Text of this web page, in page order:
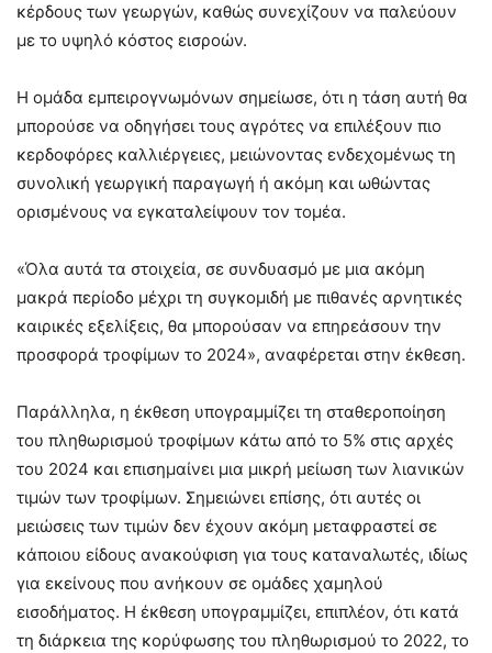
κέρδους των γεωργών, καθώς συνεχίζουν να παλεύουν
με το υψηλό κόστος εισροών.
Η ομάδα εμπειρογνωμόνων σημείωσε, ότι η τάση αυτή θα
μπορούσε να οδηγήσει τους αγρότες να επιλέξουν πιο
κερδοφόρες καλλιέργειες, μειώνοντας ενδεχομένως τη
συνολική γεωργική παραγωγή ή ακόμη και ωθώντας
ορισμένους να εγκαταλείψουν τον τομέα.
«Όλα αυτά τα στοιχεία, σε συνδυασμό με μια ακόμη
μακρά περίοδο μέχρι τη συγκομιδή με πιθανές αρνητικές
καιρικές εξελίξεις, θα μπορούσαν να επηρεάσουν την
προσφορά τροφίμων το 2024», αναφέρεται στην έκθεση.
Παράλληλα, η έκθεση υπογραμμίζει τη σταθεροποίηση
του πληθωρισμού τροφίμων κάτω από το 5% στις αρχές
του 2024 και επισημαίνει μια μικρή μείωση των λιανικών
τιμών των τροφίμων. Σημειώνει επίσης, ότι αυτές οι
μειώσεις των τιμών δεν έχουν ακόμη μεταφραστεί σε
κάποιου είδους ανακούφιση για τους καταναλωτές, ιδίως
για εκείνους που ανήκουν σε ομάδες χαμηλού
εισοδήματος. Η έκθεση υπογραμμίζει, επιπλέον, ότι κατά
τη διάρκεια της κορύφωσης του πληθωρισμού το 2022, το